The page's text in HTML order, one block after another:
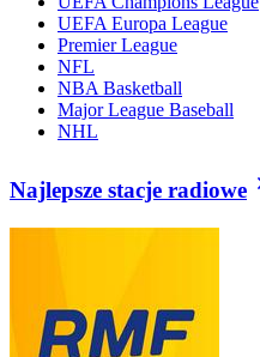
UEFA Europa League
Premier League
NFL
NBA Basketball
Major League Baseball
NHL
Najlepsze stacje radiowe